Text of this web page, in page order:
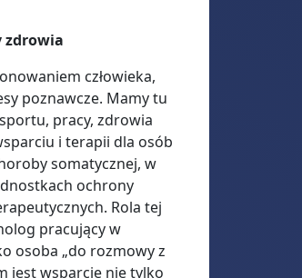
zdrowia
człowieka,
poznawcze. Mamy tu
pracy, zdrowia
i terapii dla osób
somatycznej, w
ochrony
Rola tej
pracujący w
osoba „do rozmowy z
jest wsparcie nie tylko